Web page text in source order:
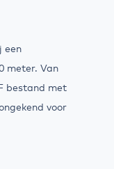
een
meter. Van
bestand met
voor